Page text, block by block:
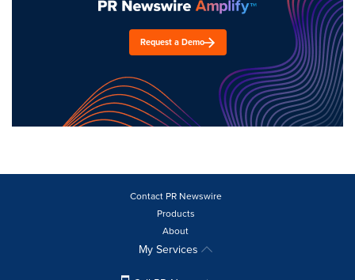
Request a Demo
Contact PR Newswire
Products
About
My Services